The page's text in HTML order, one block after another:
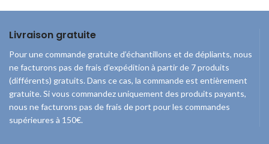
Livraison gratuite
Pour une commande gratuite d’échantillons et de dépliants, nous
ne facturons pas de frais d’expédition à partir de 7 produits
(différents) gratuits. Dans ce cas, la commande est entièrement
gratuite. Si vous commandez uniquement des produits payants,
nous ne facturons pas de frais de port pour les commandes
supérieures à 150€.